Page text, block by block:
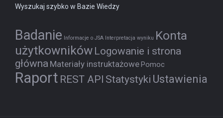
Wyszukaj szybko w Bazie Wiedzy
Badanie Informacje o JSA Interpretacja wyniku Konta
użytkowników Logowanie i strona
główna Materiały instruktażowe Pomoc
Raport REST API Statystyki Ustawienia